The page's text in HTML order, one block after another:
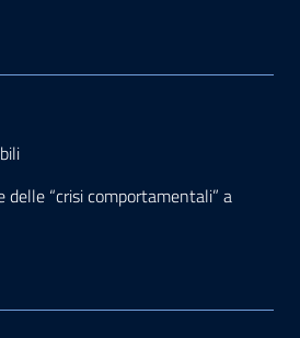
delle “crisi comportamentali” a